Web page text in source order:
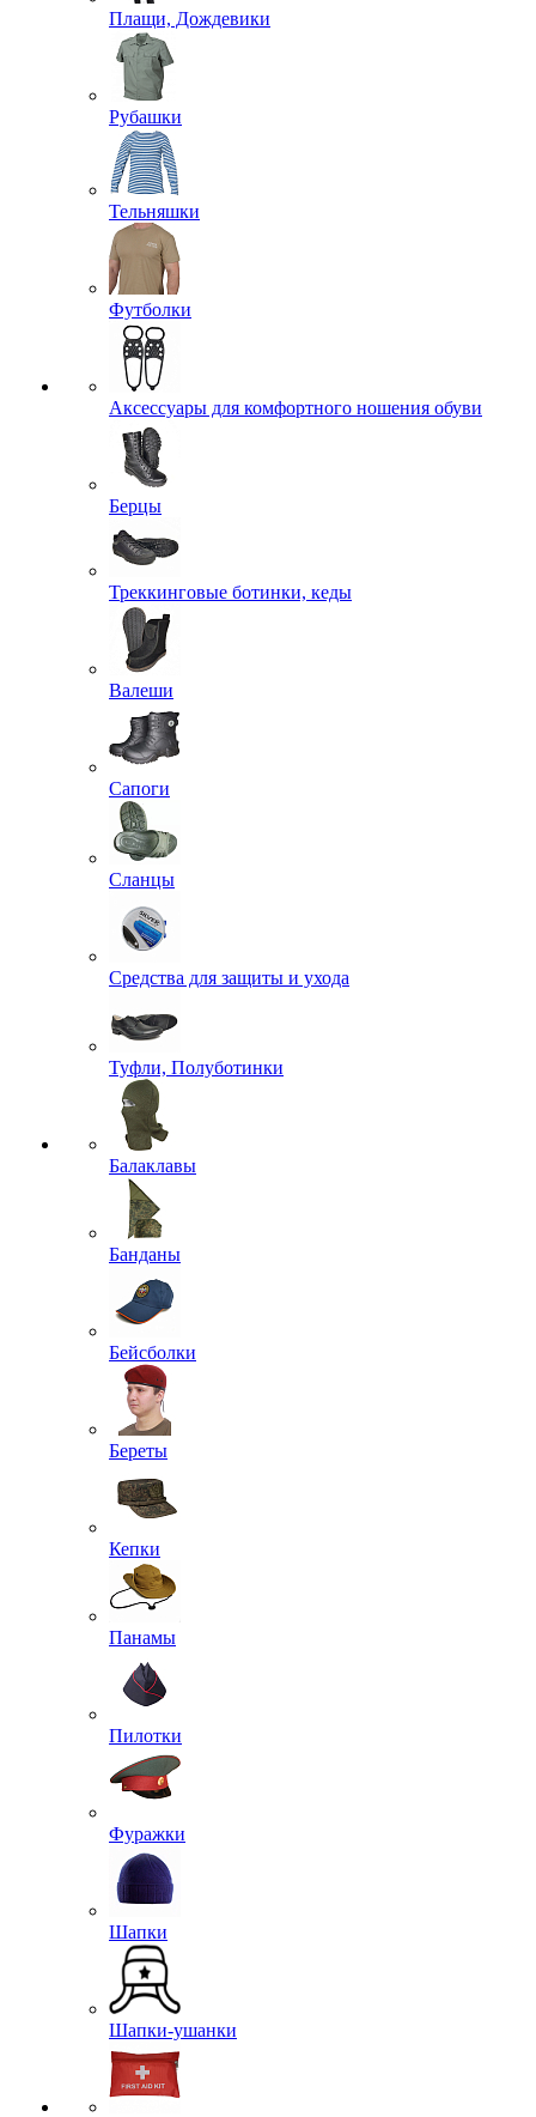
Плащи, Дождевики
Рубашки
Тельняшки
Футболки
Аксессуары для комфортного ношения обуви
Берцы
Треккинговые ботинки, кеды
Валеши
Сапоги
Сланцы
Средства для защиты и ухода
Туфли, Полуботинки
Балаклавы
Банданы
Бейсболки
Береты
Кепки
Панамы
Пилотки
Фуражки
Шапки
Шапки-ушанки